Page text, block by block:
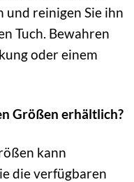
reinigen Sie ihn
Tuch. Bewahren
oder einem
Größen erhältlich?
kann
die verfügbaren